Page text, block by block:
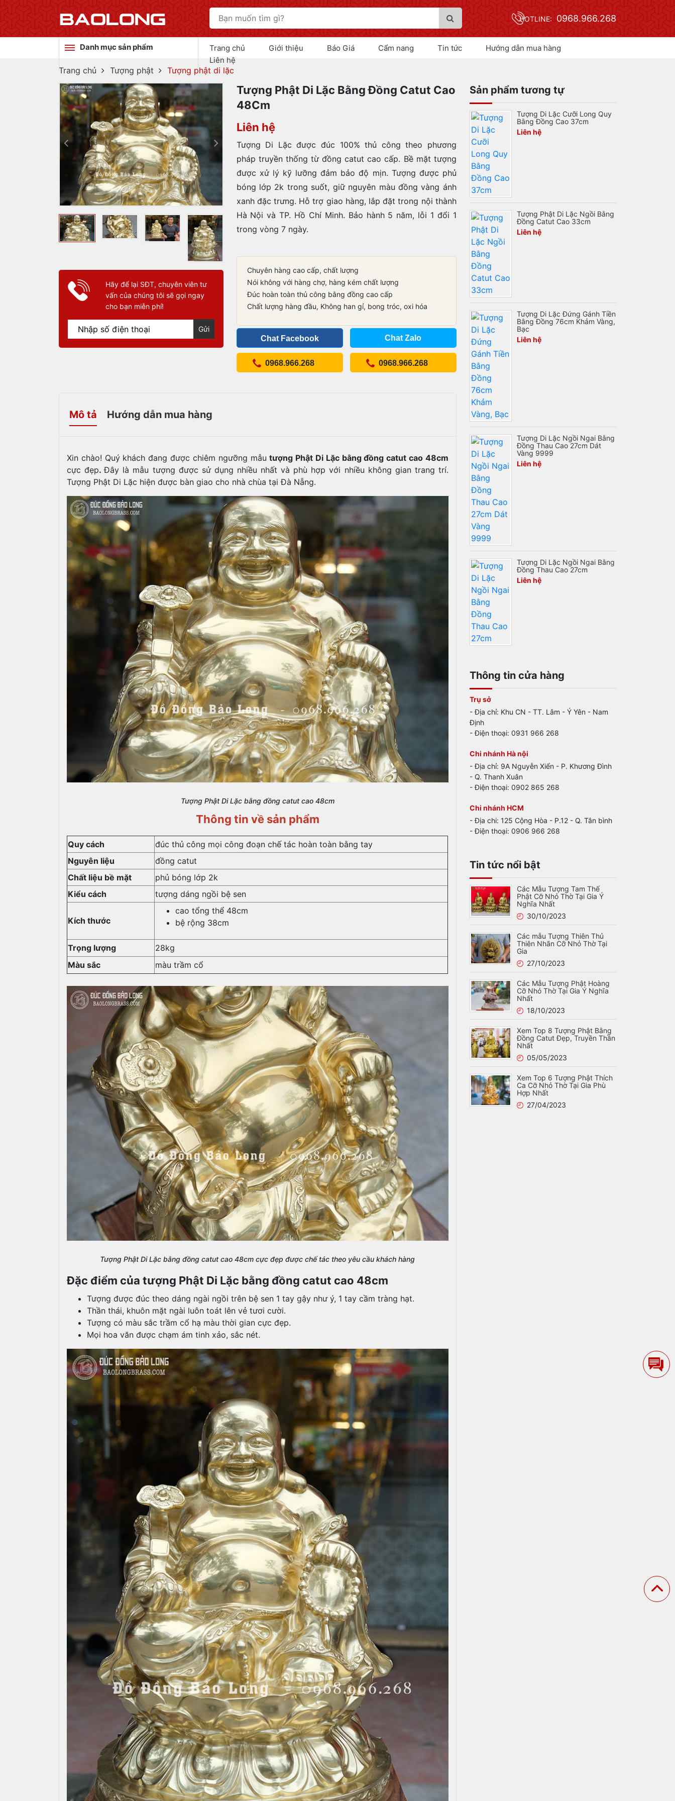
HOTLINE: 0968.966.268
Danh mục sản phẩm Trang chủ Giới thiệu Báo Giá Cẩm nang Tin tức
Hướng dẫn mua hàng
Liên hệ
Trang chủ Tượng phật Tượng phật di lặc
Hãy để lại SĐT, chuyên viên tư
vấn của chúng tôi sẽ gọi ngay
cho bạn miễn phí!
Gửi
Tượng Phật Di Lặc Bằng Đồng Catut Cao
48Cm
Liên hệ
Tượng Di Lặc được đúc 100% thủ công theo phương
pháp truyền thống từ đồng catut cao cấp. Bề mặt tượng
được xử lý kỹ lưỡng đảm bảo độ mịn. Tượng được phủ
bóng lớp 2k trong suốt, giữ nguyên màu đồng vàng ánh
xanh đặc trưng. Hỗ trợ giao hàng, lắp đặt trong nội thành
Hà Nội và TP. Hồ Chí Minh. Bảo hành 5 năm, lỗi 1 đổi 1
trong vòng 7 ngày.
Chuyên hàng cao cấp, chất lượng
Nói không với hàng chợ, hàng kém chất lượng
Đúc hoàn toàn thủ công bằng đồng cao cấp
Chất lượng hàng đầu, Không han gỉ, bong tróc, oxi hóa
Chat Facebook Chat Zalo
0968.966.268 0968.966.268
Mô tả Hướng dẫn mua hàng
Xin chào! Quý khách đang được chiêm ngưỡng mẫutượng Phật Di Lặc bằng đồng catut cao 48cm
cực đẹp.Đây là mẫu tượng được sử dụng nhiều nhất và phù hợp với nhiều không gian trang trí.
Tượng Phật Di Lặc hiện được bàn giao cho nhà chùa tại Đà Nẵng.
Tượng Phật Di Lặc bằng đồng catut cao 48cm
Thông tin về sản phẩm
Quy cách
đúc thủ công mọi công đoạn chế tác hoàn toàn bằng tay
Nguyên liệu
đồng catut
Chất liệu bề mặt
phủ bóng lớp 2k
Kiểu cách
tượng dáng ngồi bệ sen
Kích thước
cao tổng thể 48cm
bệ rộng 38cm
Trọng lượng
28kg
Màu sắc
màu trầm cổ
Tượng Phật Di Lặc bằng đồng catut cao 48cm cực đẹp được chế tác theo yêu cầu khách hàng
Đặc điểm của tượng Phật Di Lặc bằng đồng catut cao 48cm
Tượng được đúc theo dáng ngài ngồi trên bệ sen 1 tay gậy như ý, 1 tay cầm tràng hạt.
Thần thái, khuôn mặt ngài luôn toát lên vẻ tươi cười.
Tượng có màu sắc trầm cổ hạ màu thời gian cực đẹp.
Mọi hoa văn được chạm ám tinh xảo, sắc nét.
Sản phẩm tương tự
Tượng Di Lặc Cưỡi Long Quy
Bằng Đồng Cao 37cm
Liên hệ
Tượng Phật Di Lặc Ngồi Bằng
Đồng Catut Cao 33cm
Liên hệ
Tượng Di Lặc Đứng Gánh Tiền
Bằng Đồng 76cm Khảm Vàng,
Bạc
Liên hệ
Tượng Di Lặc Ngồi Ngai Bằng
Đồng Thau Cao 27cm Dát
Vàng 9999
Liên hệ
Tượng Di Lặc Ngồi Ngai Bằng
Đồng Thau Cao 27cm
Liên hệ
Thông tin cửa hàng
Trụ sở
- Địa chỉ: Khu CN - TT. Lâm - Ý Yên - Nam
Định
- Điện thoại: 0931 966 268
Chi nhánh Hà nội
- Địa chỉ: 9A Nguyễn Xiển - P. Khương Đình
- Q. Thanh Xuân
- Điện thoại: 0902 865 268
Chi nhánh HCM
- Địa chi: 125 Cộng Hòa - P.12 - Q. Tân bình
- Điện thoại: 0906 966 268
Tin tức nổi bật
Các Mẫu Tượng Tam Thế
Phật Cỡ Nhỏ Thờ Tại Gia Ý
Nghĩa Nhất
30/10/2023
Các mẫu Tượng Thiên Thủ
Thiên Nhãn Cỡ Nhỏ Thờ Tại
Gia
27/10/2023
Các Mẫu Tượng Phật Hoàng
Cỡ Nhỏ Thờ Tại Gia Ý Nghĩa
Nhất
18/10/2023
Xem Top 8 Tượng Phật Bằng
Đồng Catut Đẹp, Truyền Thần
Nhất
05/05/2023
Xem Top 6 Tượng Phật Thích
Ca Cỡ Nhỏ Thờ Tại Gia Phù
Hợp Nhất
27/04/2023